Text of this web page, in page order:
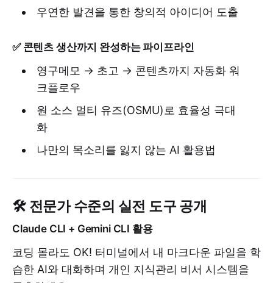
우연한 발견을 통한 창의적 아이디어 도출
✅ 콘텐츠 생산까지 완성하는 파이프라인
영구메모 → 초고 → 콘텐츠까지 자동화 워
크플로우
원 소스 멀티 유즈(OSMU)로 효율성 극대
화
나만의 목소리를 잃지 않는 AI 활용법
🛠️ 전문가 수준의 실전 도구 공개
Claude CLI + Gemini CLI 활용
코딩 몰라도 OK! 터미널에서 내 마크다운 파일을 학
습한 AI와 대화하며 개인 지식관리 비서 시스템을